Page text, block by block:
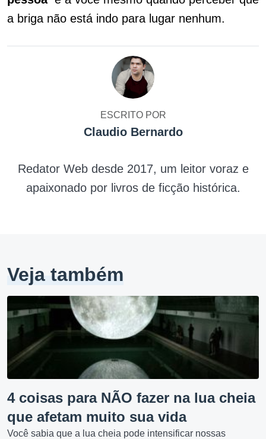
a briga não está indo para lugar nenhum.
ESCRITO POR
Claudio Bernardo
Redator Web desde 2017, um leitor voraz e
apaixonado por livros de ficção histórica.
Veja também
4 coisas para NÃO fazer na lua cheia
que afetam muito sua vida
Você sabia que a lua cheia pode intensificar nossas